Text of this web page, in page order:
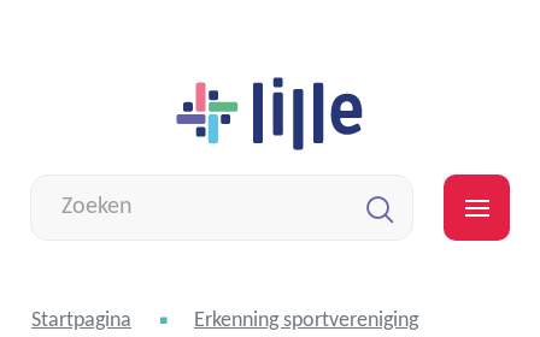
inhoud
zoek
Startpagina Erkenning sportvereniging